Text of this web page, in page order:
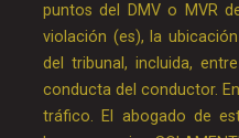
puntos del DMV o MVR
violación (es), la
del tribunal, incluida,
conducta del conductor.
tráfico. El abogado de